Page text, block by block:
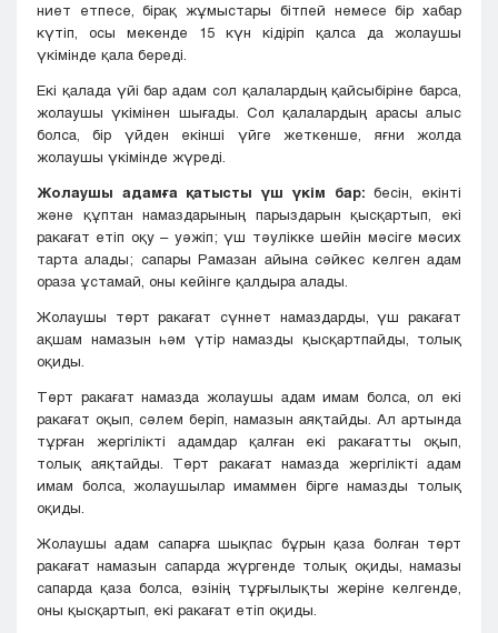
ниет етпесе, бірақ жұмыстары бітпей немесе бір хабар
күтіп, осы мекенде 15 күн кідіріп қалса да жолаушы
үкімінде қала береді.
Екі қалада үйі бар адам сол қалалардың қайсыбіріне барса,
жолаушы үкімінен шығады. Сол қалалардың арасы алыс
болса, бір үйден екінші үйге жеткенше, яғни жолда
жолаушы үкімінде жүреді.
Жолаушы адамға қатысты үш үкім бар: бесін, екінті
және құптан намаздарының парыздарын қысқартып, екі
ракағат етіп оқу – уәжіп; үш тәулікке шейін мәсіге мәсих
тарта алады; сапары Рамазан айына сәйкес келген адам
ораза ұстамай, оны кейінге қалдыра алады.
Жолаушы төрт ракағат сүннет намаздарды, үш ракағат
ақшам намазын һәм үтір намазды қысқартпайды, толық
оқиды.
Төрт ракағат намазда жолаушы адам имам болса, ол екі
ракағат оқып, сәлем беріп, намазын аяқтайды. Ал артында
тұрған жергілікті адамдар қалған екі ракағатты оқып,
толық аяқтайды. Төрт ракағат намазда жергілікті адам
имам болса, жолаушылар имаммен бірге намазды толық
оқиды.
Жолаушы адам сапарға шықпас бұрын қаза болған төрт
ракағат намазын сапарда жүргенде толық оқиды, намазы
сапарда қаза болса, өзінің тұрғылықты жеріне келгенде,
оны қысқартып, екі ракағат етіп оқиды.